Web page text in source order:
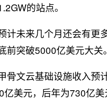
的站点。
计未来几个月还会有更
前突破5000亿美元大关。
骨文云基础设施收入预
亿美元，后年为730亿